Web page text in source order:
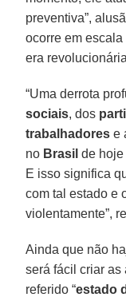
preventiva”,
ocorre em
era
“Uma derrota
sociais, dos
trabalhadores e
no Brasil de hoje
E isso significa
com tal estado e
violentamente”,
Ainda que não
será fácil criar as
referido “estado